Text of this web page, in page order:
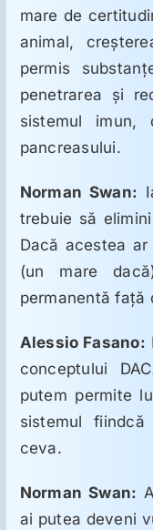
mare de
animal,
permis
penetrarea şi
sistemul imun,
pancreasului.
Norman Swan:
trebuie să
Dacă acestea
(un mare
permanentă faţă
Alessio Fasano:
conceptului
putem permite
sistemul
ceva.
Norman Swan:
ai putea deveni